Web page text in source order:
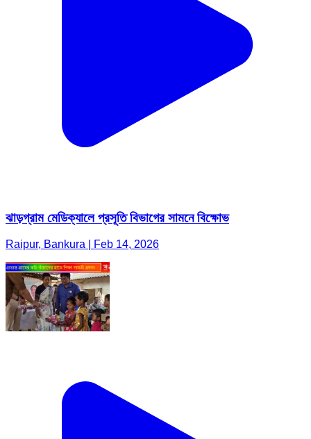
ঝাড়গ্রাম মেডিক্যালে প্রসূতি বিভাগের সামনে বিক্ষোভ
Raipur, Bankura | Feb 14, 2026